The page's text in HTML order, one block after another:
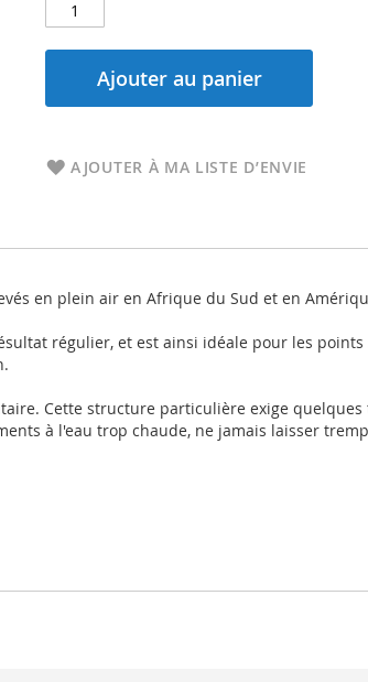
Ajouter au panier
AJOUTER À MA LISTE D’ENVIE
en plein air en Afrique du Sud et en
régulier, et est ainsi idéale pour les
Cette structure particulière exige
à l'eau trop chaude, ne jamais laisser